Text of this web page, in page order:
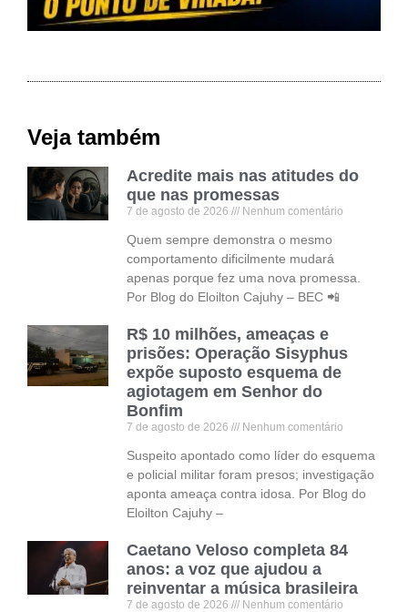
Veja também
Acredite mais nas atitudes do
que nas promessas
7 de agosto de 2026 Nenhum comentário
Quem sempre demonstra o mesmo
comportamento dificilmente mudará
apenas porque fez uma nova promessa.
Por Blog do Eloilton Cajuhy – BEC 📲
R$ 10 milhões, ameaças e
prisões: Operação Sisyphus
expõe suposto esquema de
agiotagem em Senhor do
Bonfim
7 de agosto de 2026 Nenhum comentário
Suspeito apontado como líder do esquema
e policial militar foram presos; investigação
aponta ameaça contra idosa. Por Blog do
Eloilton Cajuhy –
Caetano Veloso completa 84
anos: a voz que ajudou a
reinventar a música brasileira
7 de agosto de 2026 Nenhum comentário